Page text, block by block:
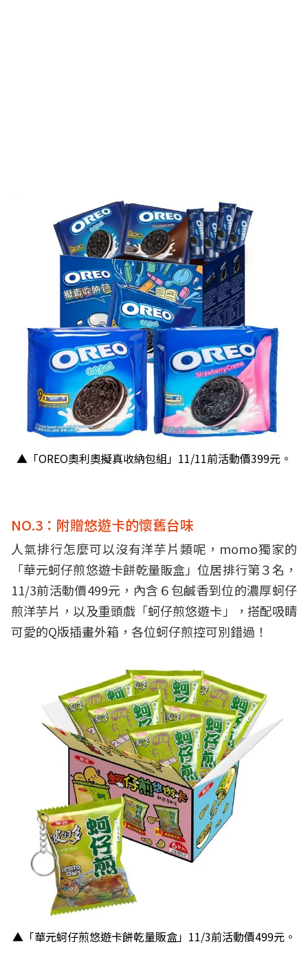
▲「OREO奧利奧擬真收納包組」11/11前活動價399元。
NO.3：附贈悠遊卡的懷舊台味
人氣排行怎麼可以沒有洋芋片類呢，momo獨家的
「華元蚵仔煎悠遊卡餅乾量販盒」位居排行第３名，
11/3前活動價499元，內含６包鹹香到位的濃厚蚵仔
煎洋芋片，以及重頭戲「蚵仔煎悠遊卡」，搭配吸睛
可愛的Q版插畫外箱，各位蚵仔煎控可別錯過！
▲「華元蚵仔煎悠遊卡餅乾量販盒」11/3前活動價499元。